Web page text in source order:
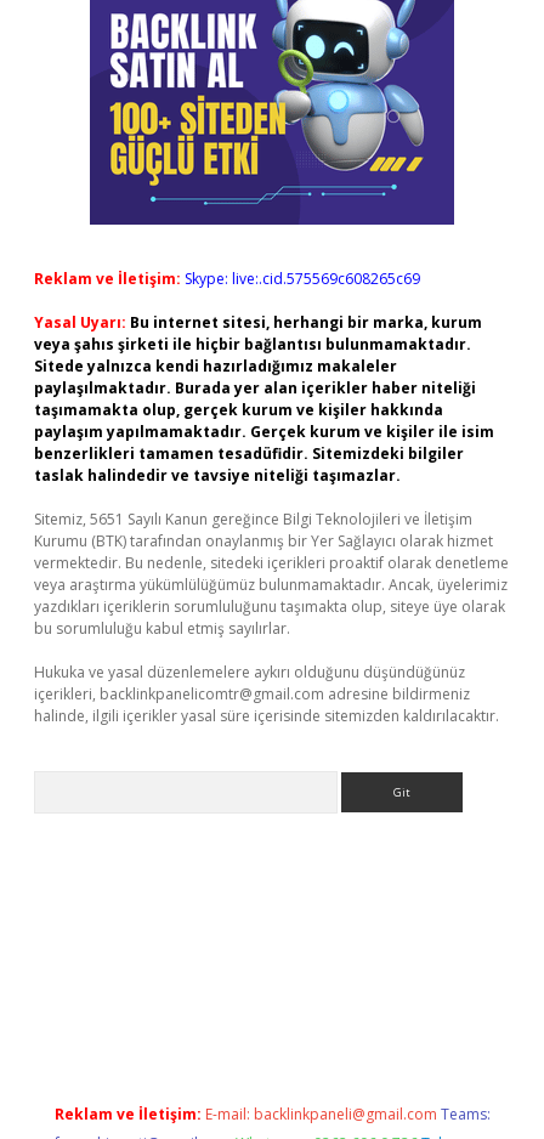
Reklam ve İletişim: Skype: live:.cid.575569c608265c69
Yasal Uyarı: Bu internet sitesi, herhangi bir marka, kurum
veya şahıs şirketi ile hiçbir bağlantısı bulunmamaktadır.
Sitede yalnızca kendi hazırladığımız makaleler
paylaşılmaktadır. Burada yer alan içerikler haber niteliği
taşımamakta olup, gerçek kurum ve kişiler hakkında
paylaşım yapılmamaktadır. Gerçek kurum ve kişiler ile isim
benzerlikleri tamamen tesadüfidir. Sitemizdeki bilgiler
taslak halindedir ve tavsiye niteliği taşımazlar.
Sitemiz, 5651 Sayılı Kanun gereğince Bilgi Teknolojileri ve İletişim
Kurumu (BTK) tarafından onaylanmış bir Yer Sağlayıcı olarak hizmet
vermektedir. Bu nedenle, sitedeki içerikleri proaktif olarak denetleme
veya araştırma yükümlülüğümüz bulunmamaktadır. Ancak, üyelerimiz
yazdıkları içeriklerin sorumluluğunu taşımakta olup, siteye üye olarak
bu sorumluluğu kabul etmiş sayılırlar.
Hukuka ve yasal düzenlemelere aykırı olduğunu düşündüğünüz
içerikleri, backlinkpanelicomtr@gmail.com adresine bildirmeniz
halinde, ilgili içerikler yasal süre içerisinde sitemizden kaldırılacaktır.
Reklam ve İletişim: E-mail: backlinkpaneli@gmail.com Teams: